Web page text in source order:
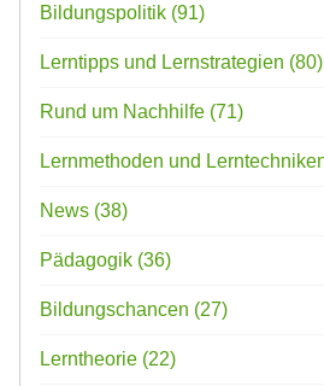
Bildungspolitik (91)
Lerntipps und Lernstrategien (80)
Rund um Nachhilfe (71)
Lernmethoden und
News (38)
Pädagogik (36)
Bildungschancen (27)
Lerntheorie (22)